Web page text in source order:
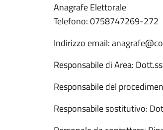
Anagrafe Elettorale
Telefono: 0758747269-272
Indirizzo email:
Responsabile di Area:
Responsabile del
Responsabile sostitutivo: